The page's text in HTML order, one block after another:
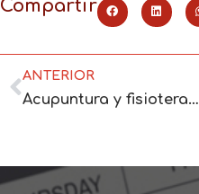
Compartir
ANTERIOR
Acupuntura y fisioterapia: aliados contra el dolor crónico de pies